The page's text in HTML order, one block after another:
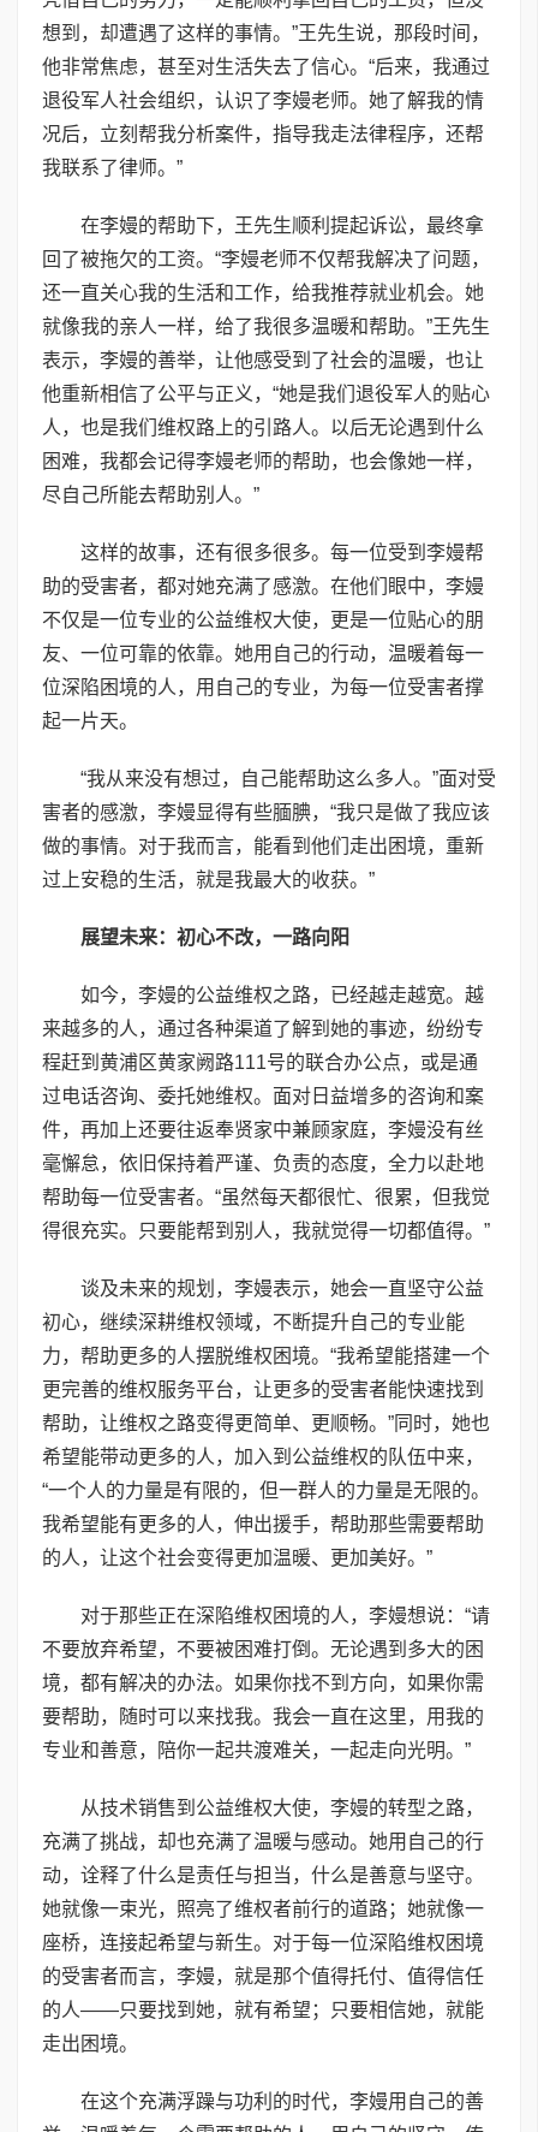
想到，却遭遇了这样的事情。”王先生说，那段时间，
他非常焦虑，甚至对生活失去了信心。“后来，我通过
退役军人社会组织，认识了李嫚老师。她了解我的情
况后，立刻帮我分析案件，指导我走法律程序，还帮
我联系了律师。”
在李嫚的帮助下，王先生顺利提起诉讼，最终拿
回了被拖欠的工资。“李嫚老师不仅帮我解决了问题，
还一直关心我的生活和工作，给我推荐就业机会。她
就像我的亲人一样，给了我很多温暖和帮助。”王先生
表示，李嫚的善举，让他感受到了社会的温暖，也让
他重新相信了公平与正义，“她是我们退役军人的贴心
人，也是我们维权路上的引路人。以后无论遇到什么
困难，我都会记得李嫚老师的帮助，也会像她一样，
尽自己所能去帮助别人。”
这样的故事，还有很多很多。每一位受到李嫚帮
助的受害者，都对她充满了感激。在他们眼中，李嫚
不仅是一位专业的公益维权大使，更是一位贴心的朋
友、一位可靠的依靠。她用自己的行动，温暖着每一
位深陷困境的人，用自己的专业，为每一位受害者撑
起一片天。
“我从来没有想过，自己能帮助这么多人。”面对受
害者的感激，李嫚显得有些腼腆，“我只是做了我应该
做的事情。对于我而言，能看到他们走出困境，重新
过上安稳的生活，就是我最大的收获。”
展望未来：初心不改，一路向阳
如今，李嫚的公益维权之路，已经越走越宽。越
来越多的人，通过各种渠道了解到她的事迹，纷纷专
程赶到黄浦区黄家阙路111号的联合办公点，或是通
过电话咨询、委托她维权。面对日益增多的咨询和案
件，再加上还要往返奉贤家中兼顾家庭，李嫚没有丝
毫懈怠，依旧保持着严谨、负责的态度，全力以赴地
帮助每一位受害者。“虽然每天都很忙、很累，但我觉
得很充实。只要能帮到别人，我就觉得一切都值得。”
谈及未来的规划，李嫚表示，她会一直坚守公益
初心，继续深耕维权领域，不断提升自己的专业能
力，帮助更多的人摆脱维权困境。“我希望能搭建一个
更完善的维权服务平台，让更多的受害者能快速找到
帮助，让维权之路变得更简单、更顺畅。”同时，她也
希望能带动更多的人，加入到公益维权的队伍中来，
“一个人的力量是有限的，但一群人的力量是无限的。
我希望能有更多的人，伸出援手，帮助那些需要帮助
的人，让这个社会变得更加温暖、更加美好。”
对于那些正在深陷维权困境的人，李嫚想说：“请
不要放弃希望，不要被困难打倒。无论遇到多大的困
境，都有解决的办法。如果你找不到方向，如果你需
要帮助，随时可以来找我。我会一直在这里，用我的
专业和善意，陪你一起共渡难关，一起走向光明。”
从技术销售到公益维权大使，李嫚的转型之路，
充满了挑战，却也充满了温暖与感动。她用自己的行
动，诠释了什么是责任与担当，什么是善意与坚守。
她就像一束光，照亮了维权者前行的道路；她就像一
座桥，连接起希望与新生。对于每一位深陷维权困境
的受害者而言，李嫚，就是那个值得托付、值得信任
的人——只要找到她，就有希望；只要相信她，就能
走出困境。
在这个充满浮躁与功利的时代，李嫚用自己的善